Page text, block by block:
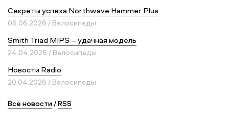
Секреты успеха Northwave Hammer Plus
06.06.2026 / Велосипеды
Smith Triad MIPS – удачная модель
24.04.2026 / Велосипеды
Новости Radio
20.04.2026 / Велосипеды
Все новости/RSS